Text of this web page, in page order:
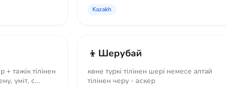
Kazakh
+ тәжік тілінен
үміт, с...
👦 Шерубай
көне түркі тілінен шері немесе алтай
тілінен черу - әскер